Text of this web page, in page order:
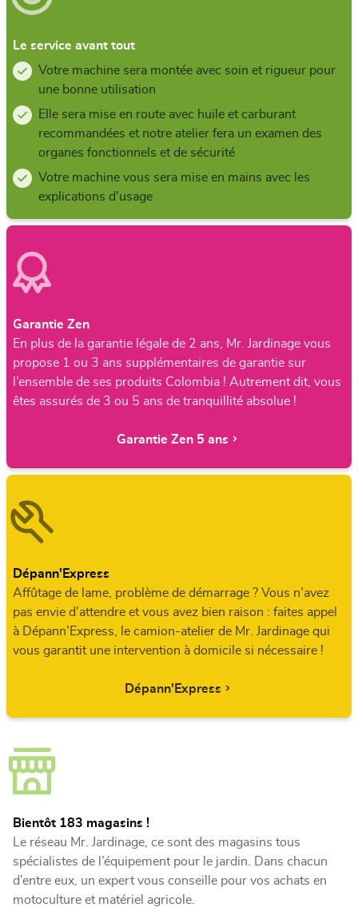
Le service avant tout
Votre machine sera montée avec soin et rigueur pour
une bonne utilisation
Elle sera mise en route avec huile et carburant
recommandées et notre atelier fera un examen des
organes fonctionnels et de sécurité
Votre machine vous sera mise en mains avec les
explications d'usage
Garantie Zen
En plus de la garantie légale de 2 ans, Mr. Jardinage vous
propose 1 ou 3 ans supplémentaires de garantie sur
l’ensemble de ses produits Colombia ! Autrement dit, vous
êtes assurés de 3 ou 5 ans de tranquillité absolue !
Garantie Zen 5 ans
Dépann'Express
Affûtage de lame, problème de démarrage ? Vous n’avez
pas envie d’attendre et vous avez bien raison : faites appel
à Dépann’Express, le camion-atelier de Mr. Jardinage qui
vous garantit une intervention à domicile si nécessaire !
Dépann'Express
Bientôt 183 magasins !
Le réseau Mr. Jardinage, ce sont des magasins tous
spécialistes de l’équipement pour le jardin. Dans chacun
d’entre eux, un expert vous conseille pour vos achats en
motoculture et matériel agricole.